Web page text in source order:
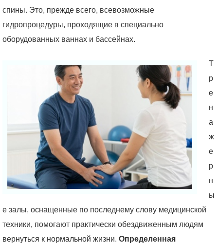
спины. Это, прежде всего, всевозможные
гидропроцедуры, проходящие в специально
оборудованных ваннах и бассейнах.
Т
р
е
н
а
ж
е
р
н
ы
е залы, оснащенные по последнему слову медицинской
техники, помогают практически обездвиженным людям
вернуться к нормальной жизни. Определенная